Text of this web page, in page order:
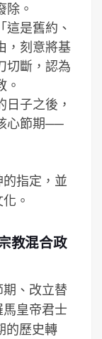
除。
這是舊約、
，刻意將基
切斷，認為
。
日子之後，
心節期──
指定，並
。
教混合政
、改立替
皇帝君士
的歷史轉